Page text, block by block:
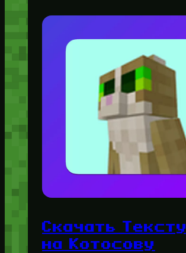
Скачать
на Котосову